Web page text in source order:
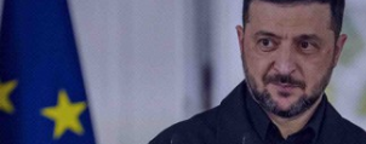
Петербурга, потребовав
прозрачного «разбора полетов».
В ответе на запрос Останиной